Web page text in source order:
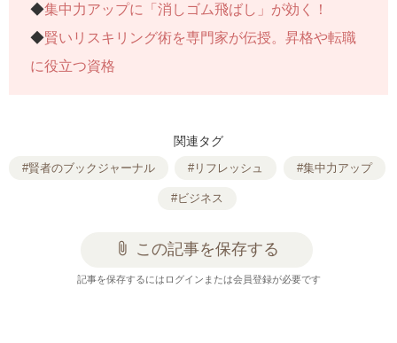
◆集中力アップに「消しゴム飛ばし」が効く！
◆賢いリスキリング術を専門家が伝授。昇格や転職
に役立つ資格
関連タグ
#賢者のブックジャーナル #リフレッシュ #集中力アップ
#ビジネス
attach_file この記事を保存する
記事を保存するにはログインまたは会員登録が必要です